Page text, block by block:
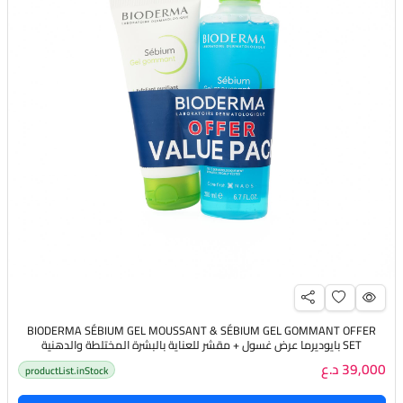
BIODERMA SÉBIUM GEL MOUSSANT & SÉBIUM GEL GOMMANT OFFER
SET بايوديرما عرض غسول + مقشر للعناية بالبشرة المختلطة والدهنية
39,000 د.ع productList.inStock